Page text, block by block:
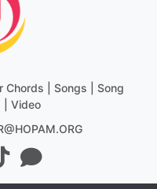
Chords | Songs | Song
| Video